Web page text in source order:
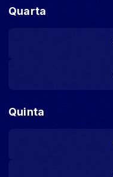
Quarta
Quinta